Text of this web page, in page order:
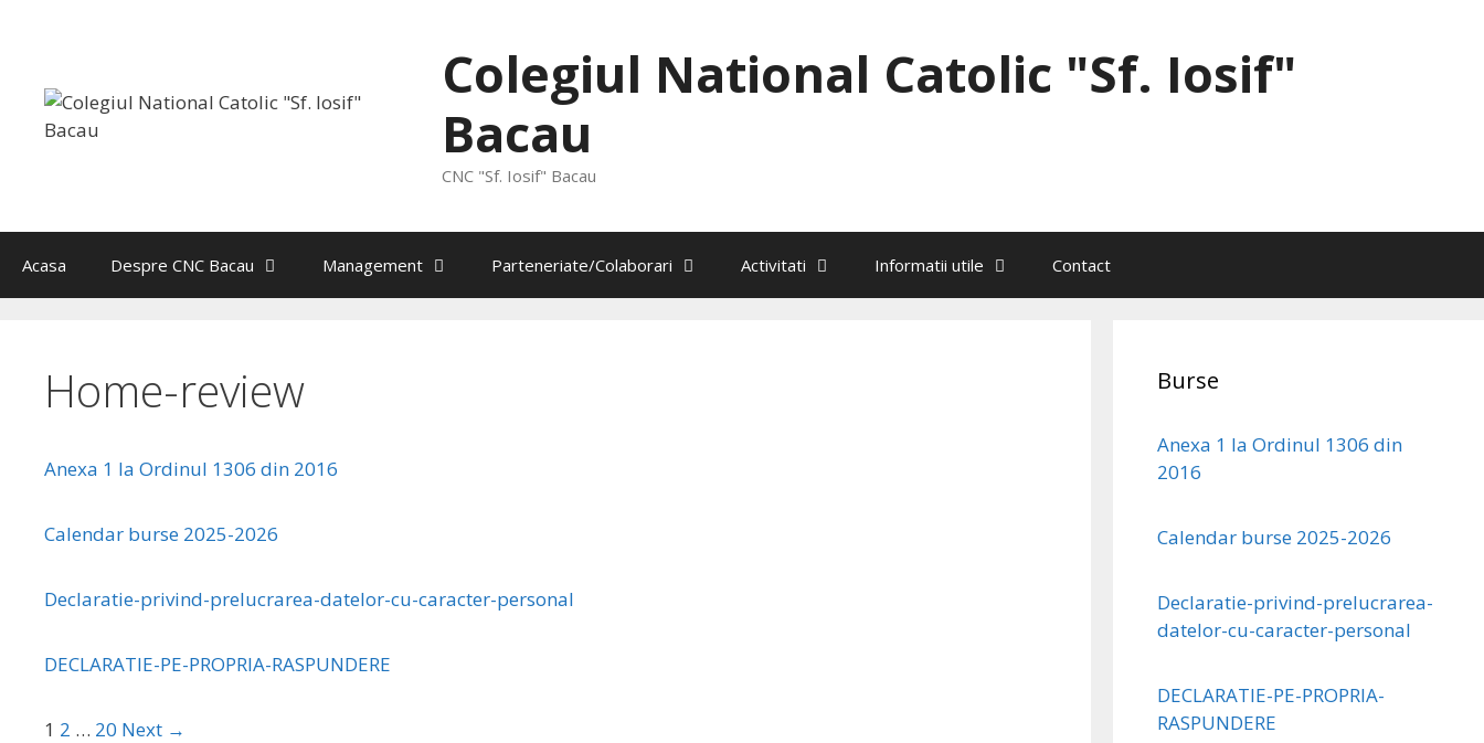
Colegiul National Catolic "Sf. Iosif"
Bacau
CNC "Sf. Iosif" Bacau
Acasa Despre CNC Bacau Management Parteneriate/Colaborari Activitati Informatii utile Contact
Home-review
Anexa 1 la Ordinul 1306 din 2016
Calendar burse 2025-2026
Declaratie-privind-prelucrarea-datelor-cu-caracter-personal
DECLARATIE-PE-PROPRIA-RASPUNDERE
1 2 … 20 Next →
Burse
Anexa 1 la Ordinul 1306 din
2016
Calendar burse 2025-2026
Declaratie-privind-prelucrarea-
datelor-cu-caracter-personal
DECLARATIE-PE-PROPRIA-
RASPUNDERE